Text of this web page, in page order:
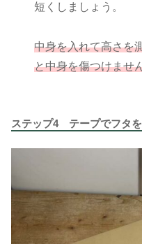
短くしましょう。
中身を入れて高さを
と中身を傷つけませ
ステップ4 テープでフタ